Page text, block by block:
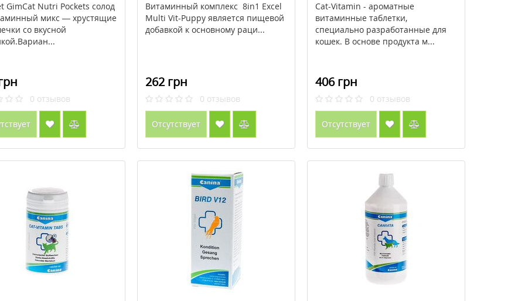
GimCat Nutri Pockets солод
микс — хрустящие
со вкусной
0 отзывов
Витаминный комплекс 8in1 Excel
Multi Vit-Puppy является пищевой
добавкой к основному раци...
262 грн
0 отзывов
Отсутствует
Cat-Vitamin - ароматные
витаминные таблетки,
специально разработанные для
кошек. В основе продукта м...
406 грн
0 отзывов
Отсутствует